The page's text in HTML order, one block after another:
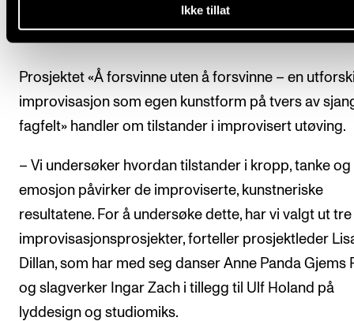
Ikke tillat
improvisasjonen påvirkes
Prosjektet «Å forsvinne uten å forsvinne – en
improvisasjon som egen kunstform på tvers av
fagfelt» handler om tilstander i improvisert utøving.
– Vi undersøker hvordan tilstander i kropp, tanke og
emosjon påvirker de improviserte, kunstneriske
resultatene. For å undersøke dette, har vi valgt ut tre
improvisasjonsprosjekter, forteller prosjektleder
Dillan, som har med seg danser Anne Panda Gjems
og slagverker Ingar Zach i tillegg til Ulf Holand på
lyddesign og studiomiks.